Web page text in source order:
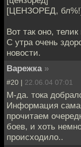
[ЦЕНЗОРЕД,
Вот так оно,
С утра очень
новости.
Варежка »
#20 | 22.06.04 07:01
М-да. тока
Информация
прочитаем
боев, и хоть
происходило..